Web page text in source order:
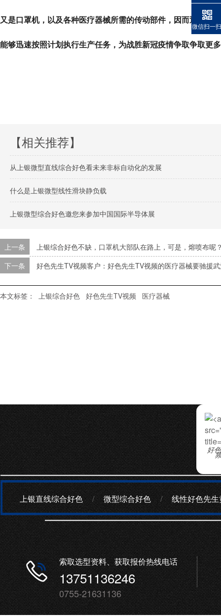
又是口罩机，以及各种医疗器械所需的传动部件，因而迅
能够迅速按照计划执行生产任务，为战胜新冠疫情争取争取更多时间
【相关推荐】
从上银微型直线综合好色看未来非标自动化的发展
什么是上银微型线性滑块静负载
上银微型综合好色邀您来参加中国国际半导体展
上一条
上银综合好色不缺，口罩机大部队在路上，可是，熔喷布呢
下一条
好色先生TV视频客户：好色先生TV视频的医疗器械要驰援武汉
本文标签： 上银综合好色 好色先生TV视频 医疗器械
好
上银直线综合好色 / 微型综合好色 / 线性好色先
索取选型资料、获取报价热线电话
13751136246
0755-21631136
微信扫一扫